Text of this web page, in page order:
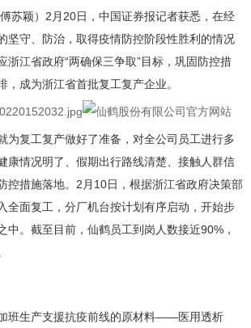
苏颖）2月20日，中国证券报记者获悉，在经
坚守、防治，取得疫情防控阶段性胜利的情况
浙江省政府“两确保三争取”目标，巩固防控措
，成为浙江省首批复工复产企业。
复工复产做好了准备，对全公司员工进行多
康情况明了、假期出行路线清楚、接触人群信
控措施落地。2月10日，根据浙江省政府决策部
全面复工，分厂机台按计划有序启动，开始步
中。截至目前，仙鹤员工到岗人数接近90%，
生产支援抗疫前线的原材料——医用透析